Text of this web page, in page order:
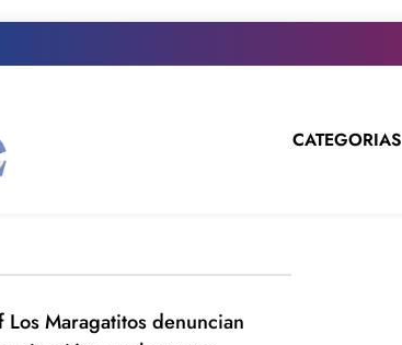
CATEGORIAS
Los Maragatitos denuncian